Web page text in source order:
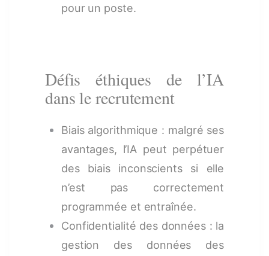
pour un poste.
Défis éthiques de l’IA
dans le recrutement
Biais algorithmique : malgré ses
avantages, l’IA peut perpétuer
des biais inconscients si elle
n’est pas correctement
programmée et entraînée.
Confidentialité des données : la
gestion des données des